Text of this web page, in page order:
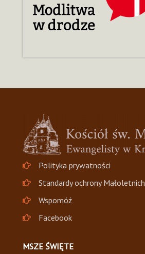
Polityka prywatności
Standardy ochrony Małoletnich
Wspomóż
Facebook
MSZE ŚWIĘTE